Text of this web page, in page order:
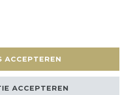
ACCEPTEREN
ACCEPTEREN